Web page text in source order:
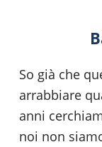
So già che
arrabbiare
anni
noi non